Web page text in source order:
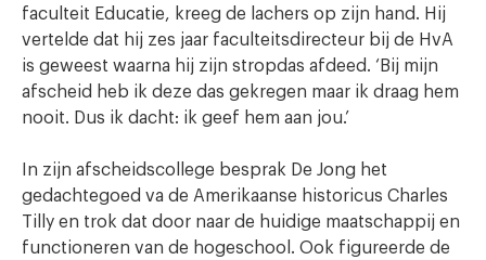
faculteit Educatie, kreeg de lachers op zijn hand. Hij
vertelde dat hij zes jaar faculteitsdirecteur bij de HvA
is geweest waarna hij zijn stropdas afdeed. ‘Bij mijn
afscheid heb ik deze das gekregen maar ik draag hem
nooit. Dus ik dacht: ik geef hem aan jou.’
In zijn afscheidscollege besprak De Jong het
gedachtegoed va de Amerikaanse historicus Charles
Tilly en trok dat door naar de huidige maatschappij en
functioneren van de hogeschool. Ook figureerde de